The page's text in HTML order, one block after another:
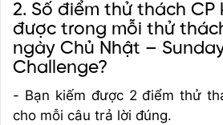
2. Số điểm thử thách CP
được trong mỗi thử
ngày Chủ Nhật –
Challenge?
- Bạn kiếm được 2 điểm thử
cho mỗi câu trả lời đúng.